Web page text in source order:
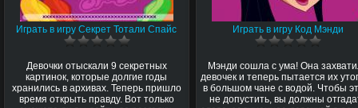
Играть в игру Секрет Тотали Спайс
Девочки отыскали 9 секретных
картинок, которые долгие годы
хранились в архивах. Теперь пришло
время открыть правду. Вот только
Играть в игру Код Мэнди
Мэнди сошла с ума! Она
девочек и теперь пытается их
в большом чане с водой. Чтобы
не допустить, вы должны